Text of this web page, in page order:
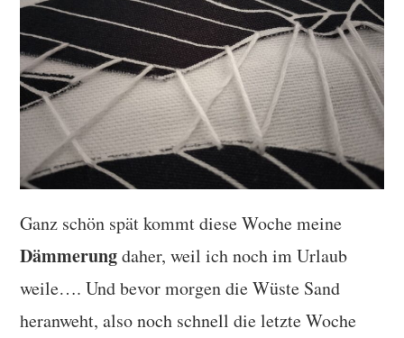
WORKSHOPS
PAPIERLIEBE AM
MONTAG
IMPRESSUM
Ganz schön spät kommt diese Woche meine
Dämmerungdaher, weil ich noch im Urlaub
weile…. Und bevor morgen die Wüste Sand
heranweht, also noch schnell die letzte Woche